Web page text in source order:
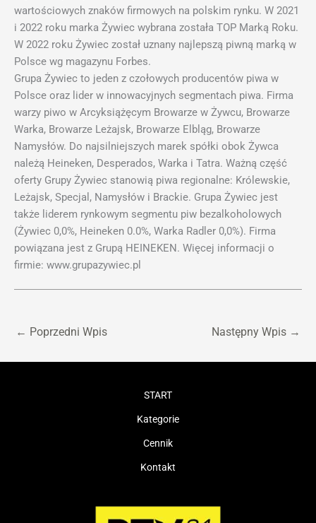
wartościowych znaków firmowych na polskim rynku. W 2021
i 2022 roku marka Żywiec wybrana została TOP Marką Roku.
W 2022 roku Żywiec został uznany najlepszą piwną marką w
Polsce wg magazynu Forbes.
Grupa Żywiec to jeden z czołowych producentów piwa w
Polsce oraz lider w innowacyjnych segmentach piwa. Firma
warzy piwo w Arcyksiążęcym Browarze w Żywcu, Browarze
Warka, Browarze Leżajsk, Browarze Elbląg, Browarze
Namysłów. Do najsilniejszych marek spółki obok Żywca
należą Heineken, Desperados, Warka i Tatra. Ważną część
oferty Grupy Żywiec stanowią piwa regionalne: Królewskie,
Leżajsk, Specjal, Namysłów i Brackie. Grupa Żywiec jest
także liderem rynkowym segmentu piw bezalkoholowych
(Żywiec 0,0%, Heineken 0.0%, Warka Radler 0,0%). Firma
powiązana jest z Grupą HEINEKEN. Więcej informacji o
firmie: www.grupazywiec.pl
← Poprzedni Wpis Następny Wpis →
START
Kategorie
Cennik
Kontakt